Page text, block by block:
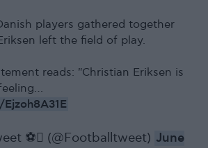
players gathered together
left the field of play.
reads: "Christian Eriksen is
⚽ (@Footballtweet) June